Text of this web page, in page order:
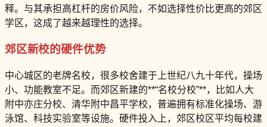
释。与其承担高杠杆的房价风险，不如选择性价比更高的郊区
学区，这成了越来越理性的选择。
郊区新校的硬件优势
中心城区的老牌名校，很多校舍建于上世纪八九十年代，操场
小、功能教室不足。而郊区新建的**“名校分校”**，比如人大
附中亦庄分校、清华附中昌平学校，普遍拥有标准化操场、游
泳馆、科技实验室等设施。硬件投入上，郊区校区平均每校建